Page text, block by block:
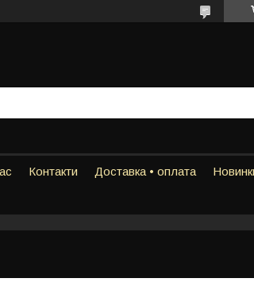
Контакти Доставка • оплата